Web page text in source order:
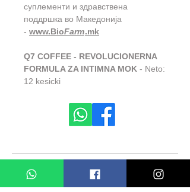
суплементи и здравствена
поддршка во Македонија
- www.BioFarm.mk
Q7 COFFEE - REVOLUCIONERNA
FORMULA ZA INTIMNA MOK - Neto:
12 kesicki